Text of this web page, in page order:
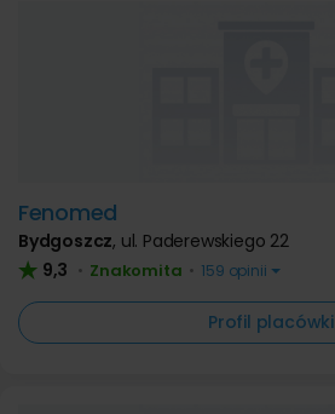
Fenomed
Bydgoszcz, ul. Paderewskiego 22
9,3 • Znakomita • 159 opinii
Profil placówki